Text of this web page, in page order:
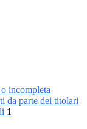
incompleta
da parte dei titolari
1